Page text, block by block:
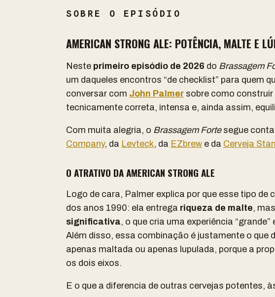
SOBRE O EPISÓDIO
AMERICAN STRONG ALE: POTÊNCIA, MALTE E
Neste primeiro episódio de 2026 do Brassagem
um daqueles encontros “de checklist” para quem
conversar com John Palmer sobre como construir
tecnicamente correta, intensa e, ainda assim,
Com muita alegria, o Brassagem Fortesegue
Company, da Levteck, da EZbrew e da Cerveja
O ATRATIVO DA AMERICAN STRONG ALE
Logo de cara, Palmer explica por que esse tipo de
dos anos 1990: ela entrega riqueza de malte,
significativa, o que cria uma experiência
Além disso, essa combinação é justamente o que
apenas maltada ou apenas lupulada, porque a
os dois eixos.
E o que a diferencia de outras cervejas potentes,